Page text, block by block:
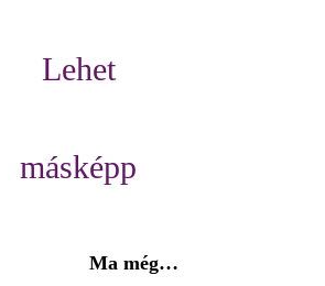
Lehet
másképp
Ma még…